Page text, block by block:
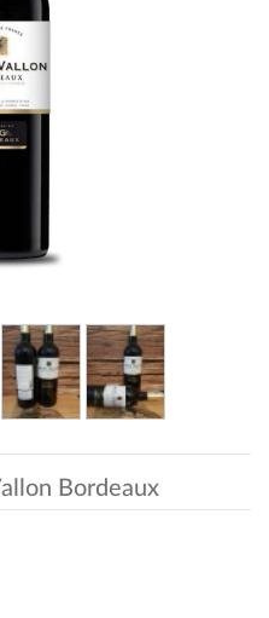
Bordeaux